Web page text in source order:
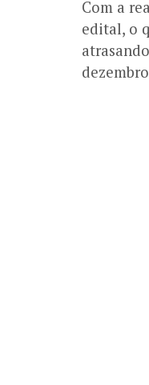
Com a
edital, o